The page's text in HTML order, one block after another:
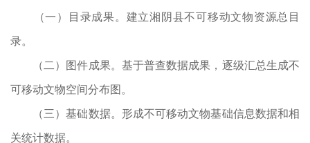
（一）目录成果。建立湘阴县不可移动文物资源总目
录。
（二）图件成果。基于普查数据成果，逐级汇总生成不
可移动文物空间分布图。
（三）基础数据。形成不可移动文物基础信息数据和相
关统计数据。